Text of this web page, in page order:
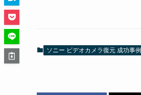
ソニー ビデオカメラ復元 成功事例